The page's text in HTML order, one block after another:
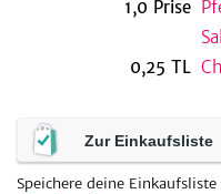
1,0 Prise
0,25 TL
Zur Einkaufsliste
Speichere deine